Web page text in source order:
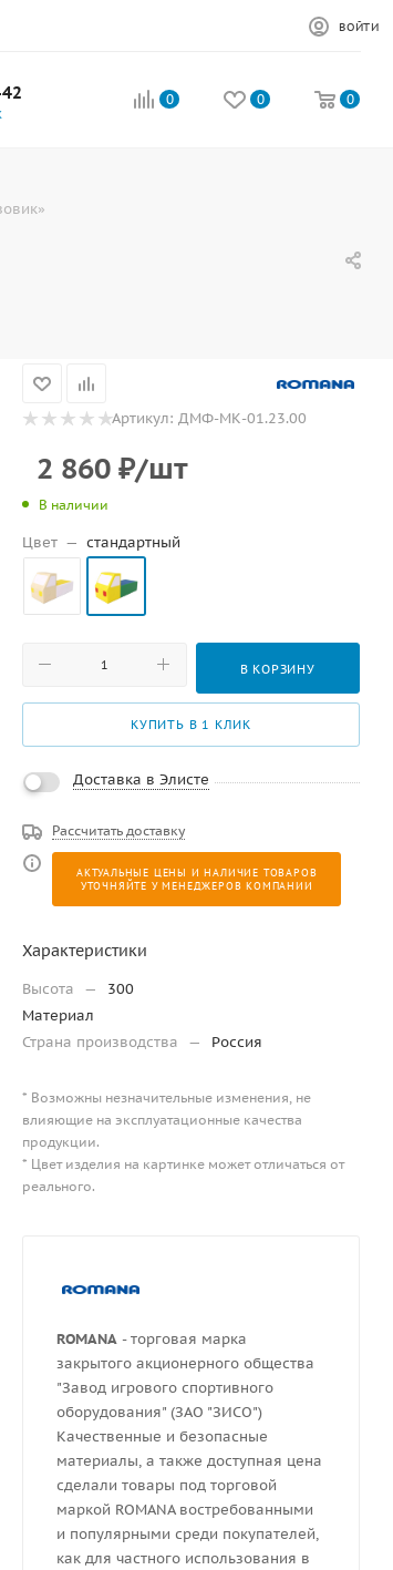
ВОЙТИ
0 0 0
Артикул: ДМФ-МК-01.23.00
2 860 ₽/шт
В наличии
Цвет — стандартный
В КОРЗИНУ
КУПИТЬ В 1 КЛИК
Доставка в Элисте
Рассчитать доставку
АКТУАЛЬНЫЕ ЦЕНЫ И НАЛИЧИЕ ТОВАРОВ
УТОЧНЯЙТЕ У МЕНЕДЖЕРОВ КОМПАНИИ
Характеристики
Высота —
300
Материал
Страна производства
— Россия
* Возможны незначительные изменения, не
влияющие на эксплуатационные качества
продукции.
* Цвет изделия на картинке может отличаться от
реального.
ROMANA - торговая марка
закрытого акционерного общества
"Завод игрового спортивного
оборудования" (ЗАО "ЗИСО")
Качественные и безопасные
материалы, а также доступная цена
сделали товары под торговой
маркой ROMANA востребованными
и популярными среди покупателей,
как для частного использования в